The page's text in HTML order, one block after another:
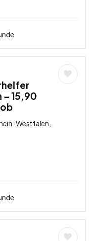
– 15,90
Westfalen,